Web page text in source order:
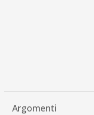
Argomenti